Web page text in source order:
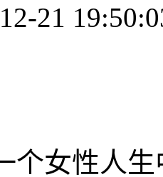
21
女性人生